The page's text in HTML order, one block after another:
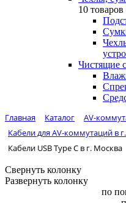
10 товаров
Чистящие
Главная Каталог
AV-
Кабели для AV-коммутаций в
Кабели USB Type C в г. Москва
Свернуть колонку
Развернуть колонку
по